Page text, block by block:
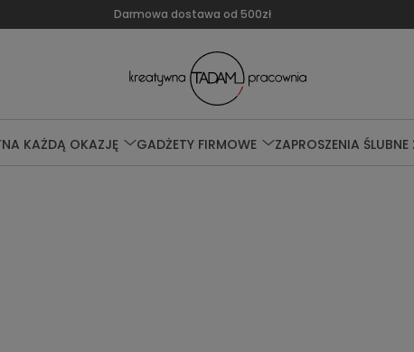
Darmowa dostawa od 500zł
NA KAŻDĄ OKAZJĘ GADŻETY FIRMOWE ZAPROSZENIA